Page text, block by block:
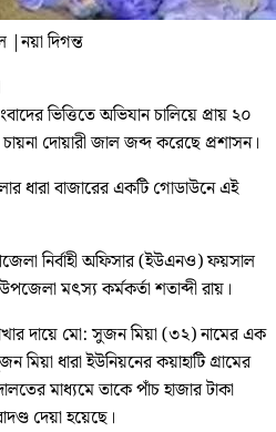
|নয়া দিগন্ত
ভিত্তিতে অভিযান চালিয়ে প্রায় ২০
দোয়ারী জাল জব্দ করেছে প্রশাসন।
ধারা বাজারের একটি গোডাউনে এই
নির্বাহী অফিসার (ইউএনও) ফয়সাল
মৎস্য কর্মকর্তা শতাব্দী রায়।
দায়ে মো: সুজন মিয়া (৩২) নামের এক
ধারা ইউনিয়নের কয়াহাটি গ্রামের
মাধ্যমে তাকে পাঁচ হাজার টাকা
দেয়া হয়েছে।